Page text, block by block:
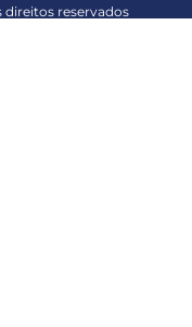
direitos reservados